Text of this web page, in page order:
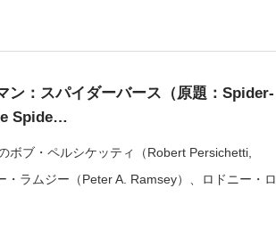
ン：スパイダーバース（原題：Spider-
Spide…
ボブ・ペルシケッティ（Robert Persichetti,
・ラムジー（Peter A. Ramsey）、ロドニー・ロ